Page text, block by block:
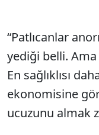
“Patlıcanlar
yediği belli.
En sağlıklısı
ekonomisine
ucuzunu almak